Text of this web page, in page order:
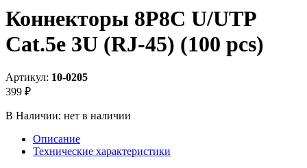
Коннекторы 8P8C U/UTP
Cat.5e 3U (RJ-45) (100 pcs)
Артикул: 10-0205
399 ₽
В Наличии: нет в наличии
Описание
Технические характеристики